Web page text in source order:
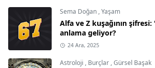
Sema Doğan ,Yaşam
Alfa ve Z kuşağının
anlama geliyor?
24 Ara, 2025
Astroloji , Burçlar ,Gürsel Başak